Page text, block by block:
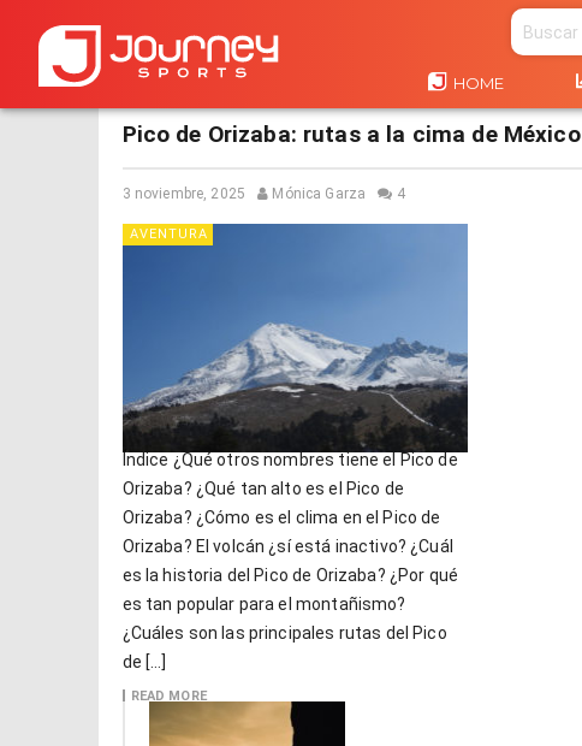
HOME
Pico de Orizaba: rutas a la cima de México
3 noviembre, 2025 Mónica Garza 4
AVENTURA
Índice ¿Qué otros nombres tiene el Pico de
Orizaba? ¿Qué tan alto es el Pico de
Orizaba? ¿Cómo es el clima en el Pico de
Orizaba? El volcán ¿sí está inactivo? ¿Cuál
es la historia del Pico de Orizaba? ¿Por qué
es tan popular para el montañismo?
¿Cuáles son las principales rutas del Pico
de […]
READ MORE